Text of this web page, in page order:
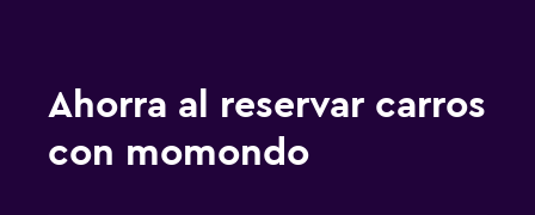
Ahorra al reservar carros
con momondo